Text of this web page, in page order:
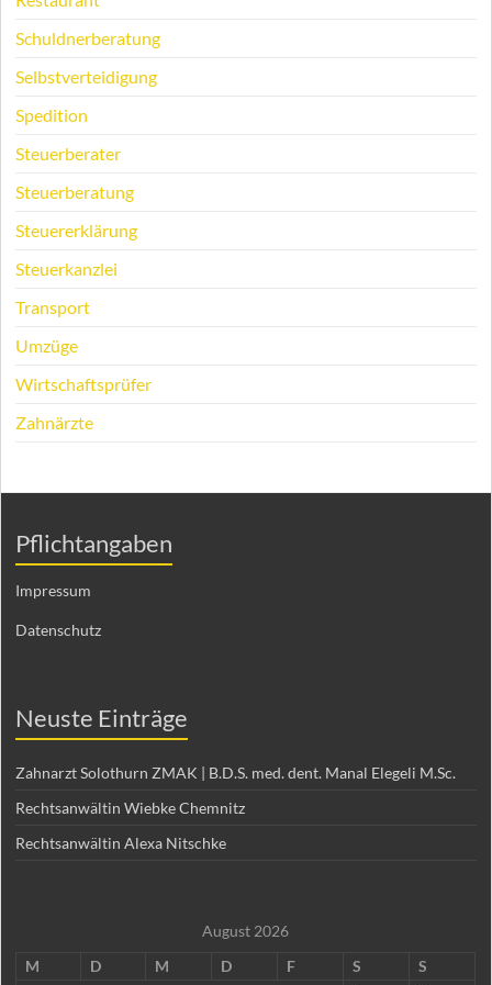
Schuldnerberatung
Selbstverteidigung
Spedition
Steuerberater
Steuerberatung
Steuererklärung
Steuerkanzlei
Transport
Umzüge
Wirtschaftsprüfer
Zahnärzte
Pflichtangaben
Impressum
Datenschutz
Neuste Einträge
Zahnarzt Solothurn ZMAK | B.D.S. med. dent. Manal Elegeli M.Sc.
Rechtsanwältin Wiebke Chemnitz
Rechtsanwältin Alexa Nitschke
August 2026
M
D M D F S
S